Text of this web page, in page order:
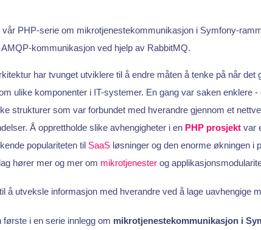
PHP-serie om mikrotjenestekommunikasjon i Symfony-
kommunikasjon ved hjelp av RabbitMQ.
har tvunget utviklere til å endre måten å tenke på når det
ulike komponenter i IT-systemer. En gang var saken enklere
strukturer som var forbundet med hverandre gjennom et
Å opprettholde slike avhengigheter i en PHP prosjektvar
populariteten til SaaSløsninger og den enorme økningen i
hører mer og mer om mikrotjenesterog
å utveksle informasjon med hverandre ved å lage uavhengige
første i en serie innlegg om mikrotjenestekommunikasjon i